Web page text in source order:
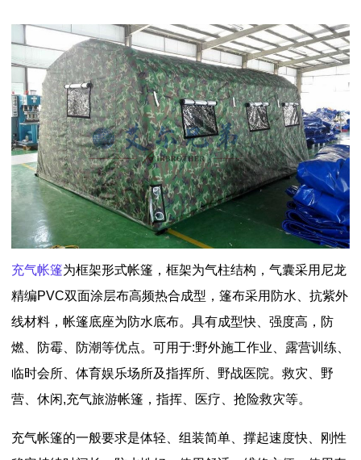
充气帐篷为框架形式帐篷，框架为气柱结构，气囊采用尼龙
精编PVC双面涂层布高频热合成型，篷布采用防水、抗紫外
线材料，帐篷底座为防水底布。具有成型快、强度高，防
燃、防霉、防潮等优点。可用于:野外施工作业、露营训练、
临时会所、体育娱乐场所及指挥所、野战医院。救灾、野
营、休闲,充气旅游帐篷，指挥、医疗、抢险救灾等。
充气帐篷的一般要求是体轻、组装简单、撑起速度快、刚性